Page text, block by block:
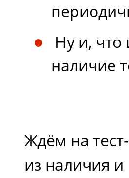
Ну и,
наличие
Ждём на
из наличия